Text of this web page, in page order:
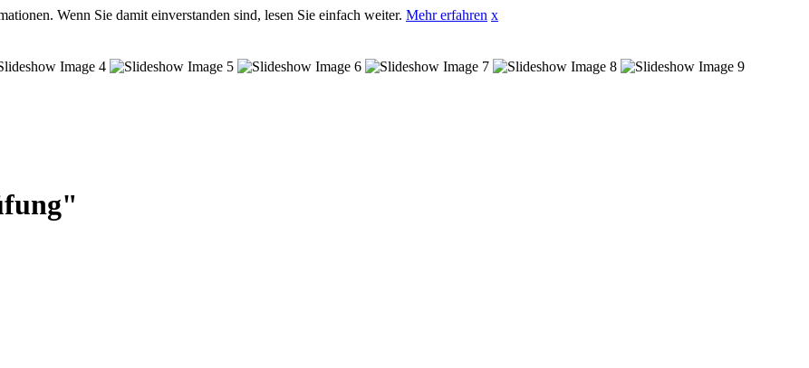
Wenn Sie damit einverstanden sind, lesen Sie einfach weiter. Mehr erfahren x